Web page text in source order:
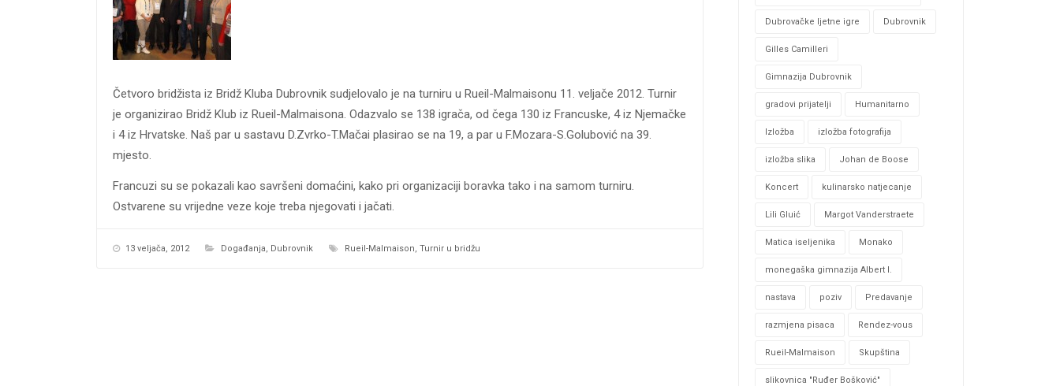
Četvoro bridžista iz Bridž Kluba Dubrovnik sudjelovalo je na turniru u Rueil-Malmaisonu 11. veljače 2012. Turnir
je organizirao Bridž Klub iz Rueil-Malmaisona. Odazvalo se 138 igrača, od čega 130 iz Francuske, 4 iz Njemačke
i 4 iz Hrvatske. Naš par u sastavu D.Zvrko-T.Mačai plasirao se na 19, a par u F.Mozara-S.Golubović na 39.
mjesto.
Francuzi su se pokazali kao savršeni domaćini, kako pri organizaciji boravka tako i na samom turniru.
Ostvarene su vrijedne veze koje treba njegovati i jačati.
13 veljača, 2012 Događanja, Dubrovnik Rueil-Malmaison, Turnir u bridžu
Dubrovačke ljetne igre Dubrovnik
Gilles Camilleri
Gimnazija Dubrovnik
gradovi prijatelji Humanitarno
Izložba izložba fotografija
izložba slika Johan de Boose
Koncert kulinarsko natjecanje
Lili Gluić Margot Vanderstraete
Matica iseljenika Monako
monegaška gimnazija Albert I.
nastava poziv Predavanje
razmjena pisaca Rendez-vous
Rueil-Malmaison Skupština
slikovnica "Ruđer Bošković"